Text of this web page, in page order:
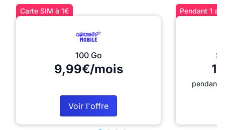
Carte SIM à 1€
100 Go
9,99€/mois
Voir l'offre
Pendant 1
pendant